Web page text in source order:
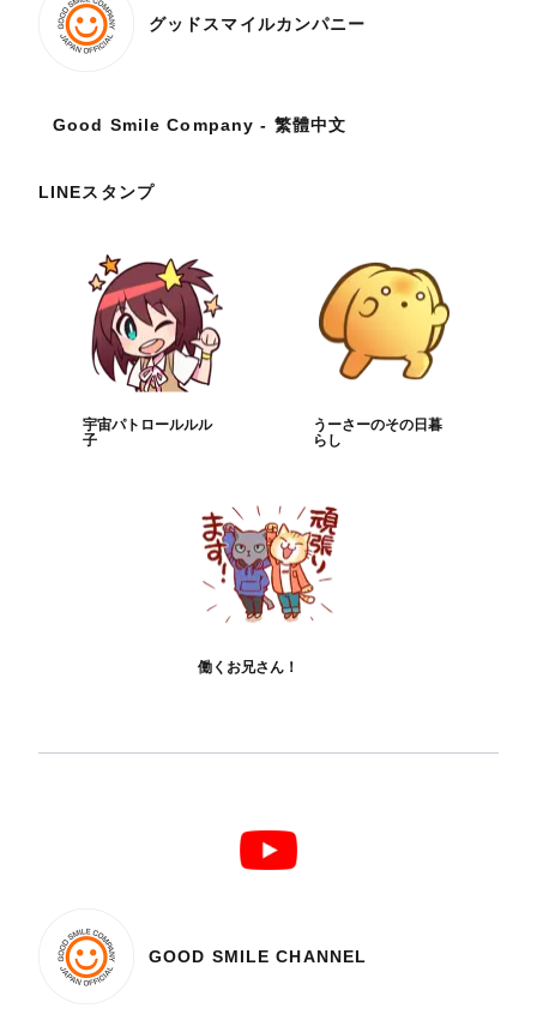
グッドスマイルカンパニー
Good Smile Company - 繁體中文
LINEスタンプ
宇宙パトロールルル
子
うーさーのその日暮
らし
働くお兄さん！
GOOD SMILE CHANNEL